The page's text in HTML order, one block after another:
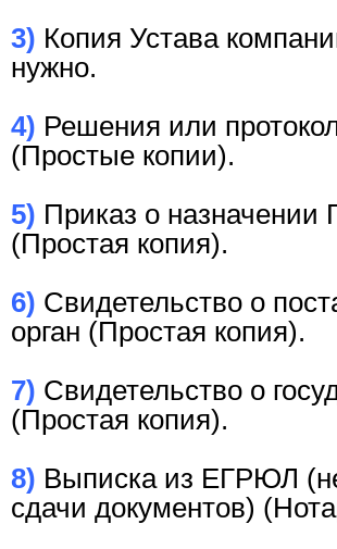
3) Копия Устава
нужно.
4) Решения или
(Простые копии).
5) Приказ о назначении
(Простая копия).
6) Свидетельство о
орган (Простая копия).
7) Свидетельство о
(Простая копия).
8) Выписка из ЕГРЮЛ
сдачи документов)